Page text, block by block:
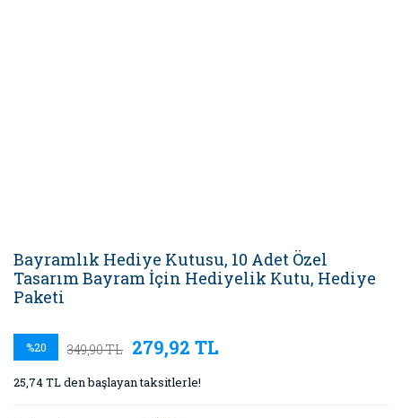
Bayramlık Hediye Kutusu, 10 Adet Özel
Tasarım Bayram İçin Hediyelik Kutu, Hediye
Paketi
%20 349,90 TL 279,92 TL
25,74 TL den başlayan taksitlerle!